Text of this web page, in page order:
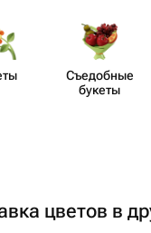
Съедобные
букеты
цветов в